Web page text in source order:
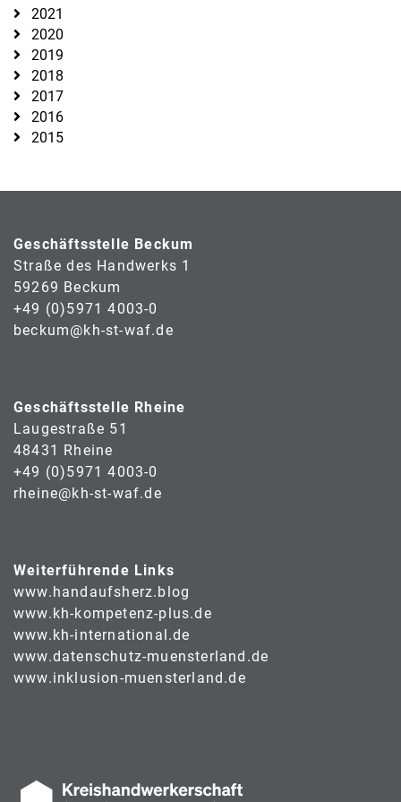
2021
2020
2019
2018
2017
2016
2015
Geschäftsstelle Beckum
Straße des Handwerks 1
59269 Beckum
+49 (0)5971 4003-0
beckum@kh-st-waf.de
Geschäftsstelle Rheine
Laugestraße 51
48431 Rheine
+49 (0)5971 4003-0
rheine@kh-st-waf.de
Weiterführende Links
www.handaufsherz.blog
www.kh-kompetenz-plus.de
www.kh-international.de
www.datenschutz-muensterland.de
www.inklusion-muensterland.de